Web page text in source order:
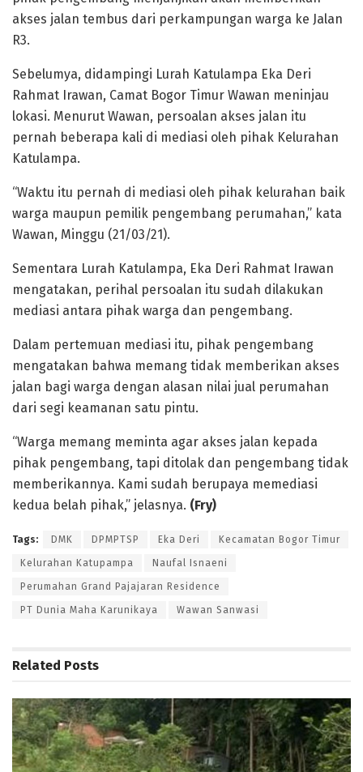
akses jalan tembus dari perkampungan warga ke Jalan
R3.
Sebelumya, didampingi Lurah Katulampa Eka Deri
Rahmat Irawan, Camat Bogor Timur Wawan meninjau
lokasi. Menurut Wawan, persoalan akses jalan itu
pernah beberapa kali di mediasi oleh pihak Kelurahan
Katulampa.
“Waktu itu pernah di mediasi oleh pihak kelurahan baik
warga maupun pemilik pengembang perumahan,” kata
Wawan, Minggu (21/03/21).
Sementara Lurah Katulampa, Eka Deri Rahmat Irawan
mengatakan, perihal persoalan itu sudah dilakukan
mediasi antara pihak warga dan pengembang.
Dalam pertemuan mediasi itu, pihak pengembang
mengatakan bahwa memang tidak memberikan akses
jalan bagi warga dengan alasan nilai jual perumahan
dari segi keamanan satu pintu.
“Warga memang meminta agar akses jalan kepada
pihak pengembang, tapi ditolak dan pengembang tidak
memberikannya. Kami sudah berupaya memediasi
kedua belah pihak,” jelasnya. (Fry)
Tags: DMK DPMPTSP Eka Deri Kecamatan Bogor Timur
Kelurahan Katupampa Naufal Isnaeni
Perumahan Grand Pajajaran Residence
PT Dunia Maha Karunikaya Wawan Sanwasi
Related Posts